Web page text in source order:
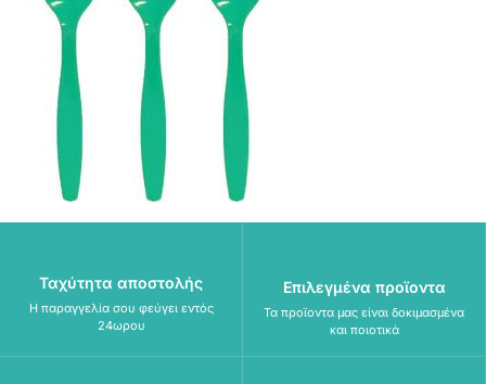
Ταχύτητα αποστολής
Η παραγγελία σου φεύγει εντός
24ωρου
Επιλεγμένα προϊοντα
Τα προϊοντα μας είναι δοκιμασμένα
και ποιοτικά